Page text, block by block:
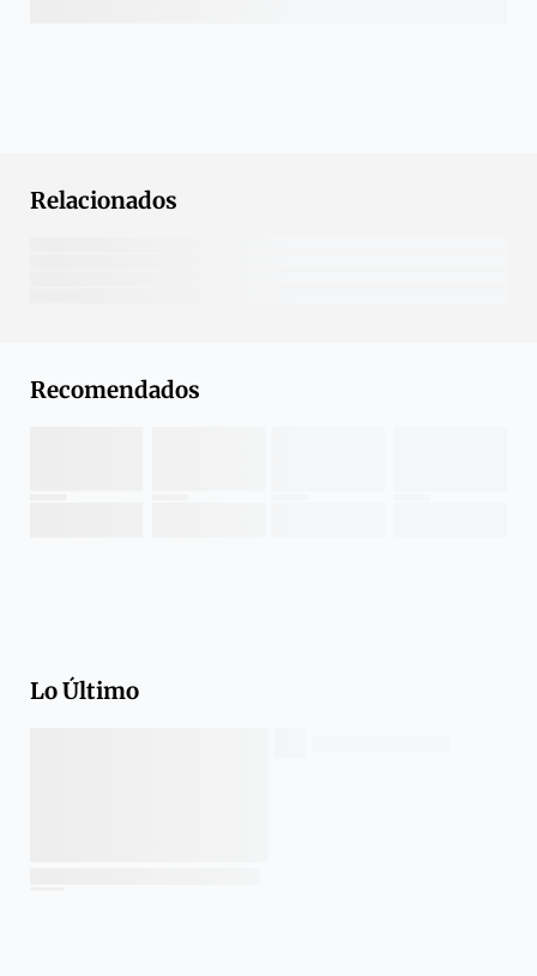
Relacionados
Recomendados
Lo Último